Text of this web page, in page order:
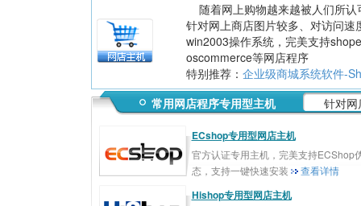
随着网上购物越来越被人们所认
针对网上商店图片较多、对访问
win2003操作系统，完美支持
oscommerce等网店程序
特别推荐： 企业级商城系统软件-
常用网店程序专用型主机
针对网
ECshop专用型网店主机
官方认证专用主机，完美支持ECShop
态，支持一键快速安装
查看详情
Hishop专用型网店主机